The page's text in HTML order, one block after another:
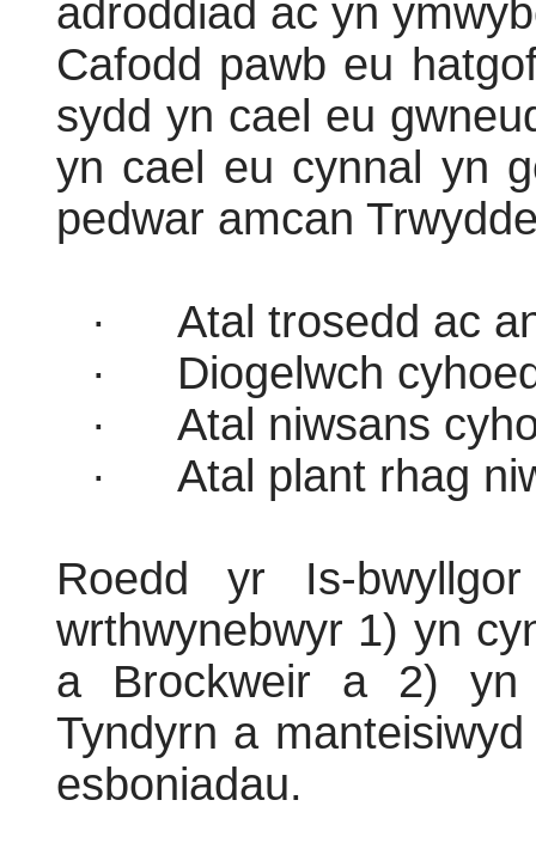
adroddiad ac yn
Cafodd pawb eu
sydd yn cael eu
yn cael eu cynnal yn
pedwar amcan
·
Atal trosedd ac
·
Diogelwch
·
Atal niwsans
·
Atal plant rhag
Roedd yr Is-
wrthwynebwyr 1) yn
a Brockweir a 2) yn
Tyndyrn a
esboniadau.